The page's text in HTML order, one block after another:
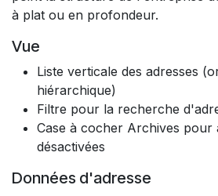
à plat ou en profondeur.
Vue
Liste verticale des adresses
hiérarchique)​
Filtre pour la recherche
Case à cocher Archives pour
désactivées
Données d'adresse